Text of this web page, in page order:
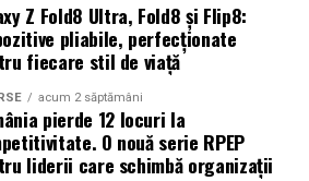
Z Fold8 Ultra, Fold8 și Flip8:
pliabile, perfecționate
fiecare stil de viață
acum 2 săptămâni
pierde 12 locuri la
O nouă serie RPEP
liderii care schimbă organizații